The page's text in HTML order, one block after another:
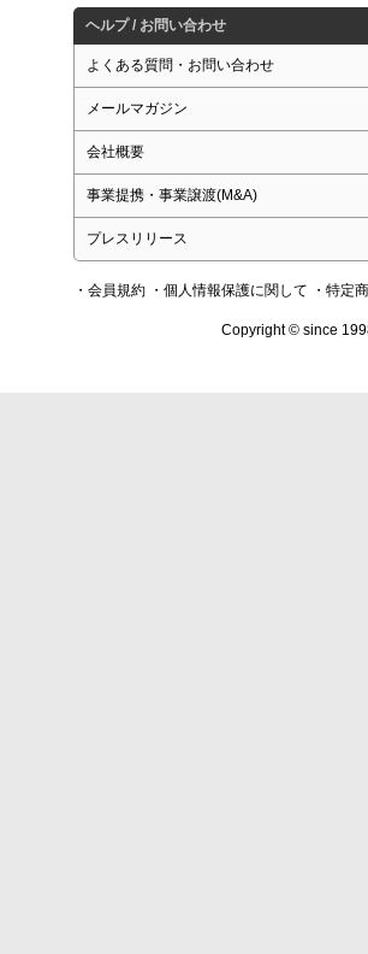
ヘルプ / お問い合わせ
よくある質問・お問い合わせ
メールマガジン
会社概要
事業提携・事業譲渡(M&A)
プレスリリース
・会員規約 ・個人情報保護に関して ・特定
Copyright © since